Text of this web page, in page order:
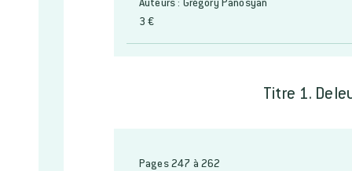
3 €
Titre 1.
Pages 247 à 262